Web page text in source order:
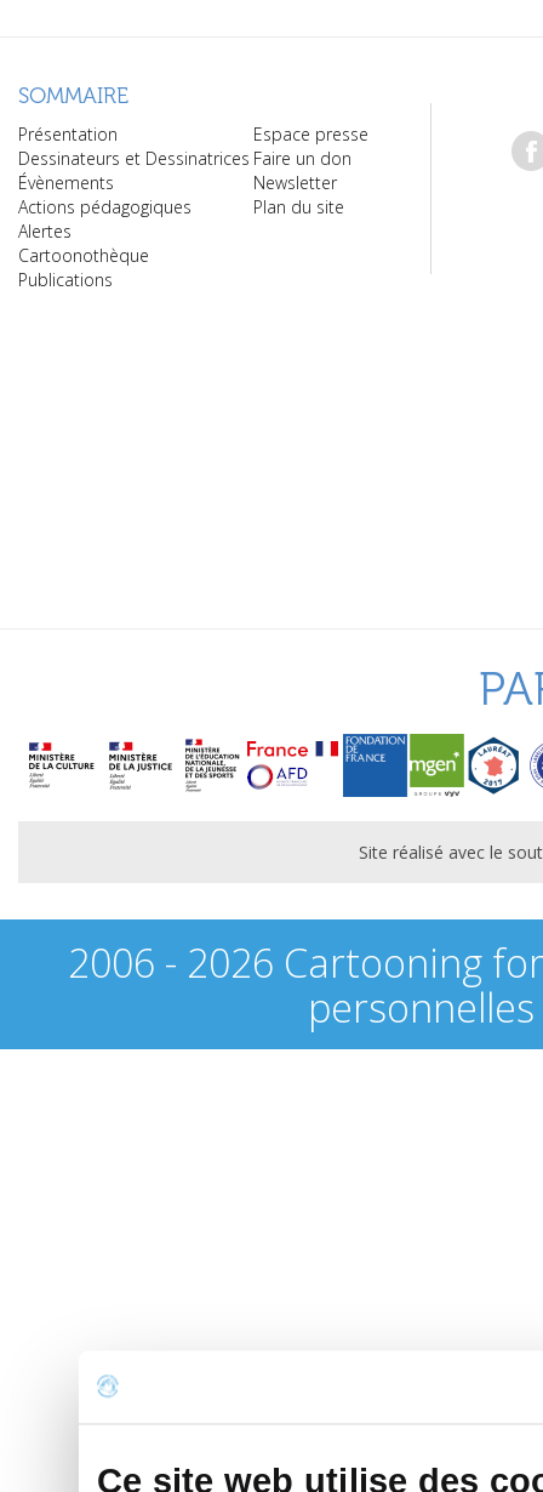
Ce site web utilise des
SOMMAIRE
Présentation
Dessinateurs et Dessinatrices
Évènements
Actions pédagogiques
Alertes
Cartoonothèque
Publications
Espace presse
Faire un don
Newsletter
Plan du site
Site réalisé avec le
2006 - 2026 Cartooning
personnelles